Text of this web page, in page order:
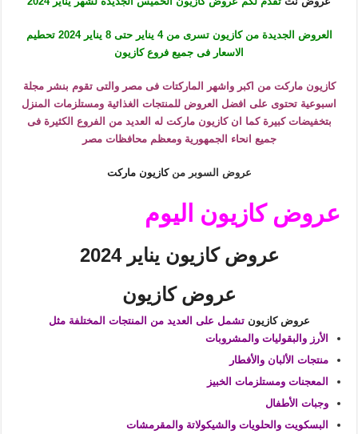
العروض الجديدة من كازيون تسرى من 4 يناير حتى 8 يناير 2024 تحطيم
الاسعار فى جميع فروع كازيون
كازيون ماركت من اكبر واشهر الماركتات فى مصر والتى تقوم بنشر مجلة
اسبوعية تحتوى على افضل العروض للمنتجات الغذائية ومستلزمات المنزل
بتخفيضات كبيرة كما ان كازيون ماركت له العديد من الفروع الكثيرة فى
جميع انحاء الجمهورية ومعظم محافظات مصر
عروض السوبر من كازيون ماركت
عروض كازيون اليوم
عروض كازيون يناير 2024
عروض كازيون
عروض كازيون تشمل على العديد من المنتجات المختلفة مثل
الأرز والبقوليات والمشروبات
منتجات الألبان والأفطار
المعجنات ومستلزمات الخبيز
وجبات الأطفال
البسكويت والحلويات والشيكولاتة والمقرمشات